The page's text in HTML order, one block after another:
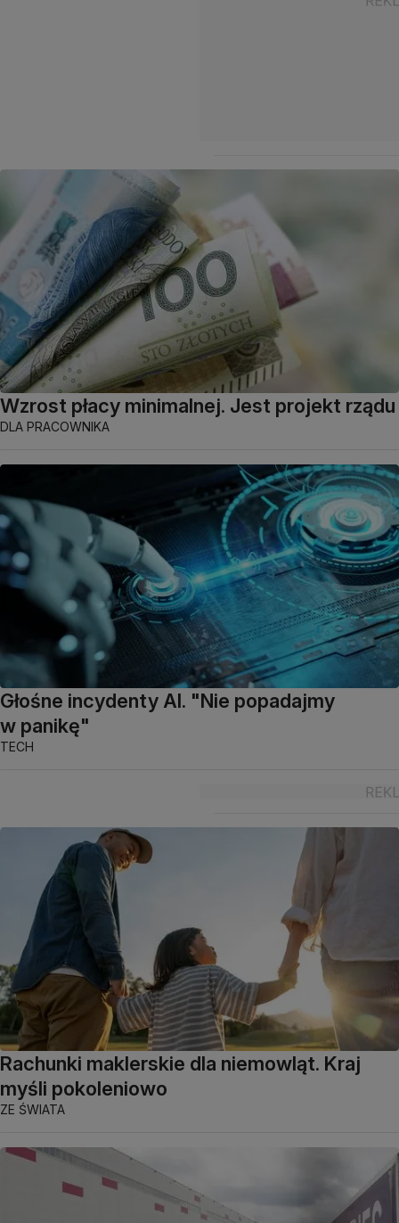
Wzrost płacy minimalnej. Jest projekt rządu
DLA PRACOWNIKA
Głośne incydenty AI. "Nie popadajmy
w panikę"
TECH
Rachunki maklerskie dla niemowląt. Kraj
myśli pokoleniowo
ZE ŚWIATA